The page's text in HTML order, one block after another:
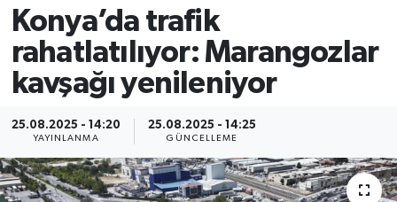
Konya’da trafik
rahatlatılıyor: Marangozlar
kavşağı yenileniyor
25.08.2025 - 14:20
YAYINLANMA
25.08.2025 - 14:25
GÜNCELLEME
EKONOMİ
SPOR
İLÇELER
KÜLTÜR-SANAT
SAĞLIK-YAŞAM
Siirt Trafik Yoğunluk Haritası
Süper Lig Puan Durumu ve Fikstür
Tüm Manşetler
Son Dakika Haberleri
Haber Arşivi